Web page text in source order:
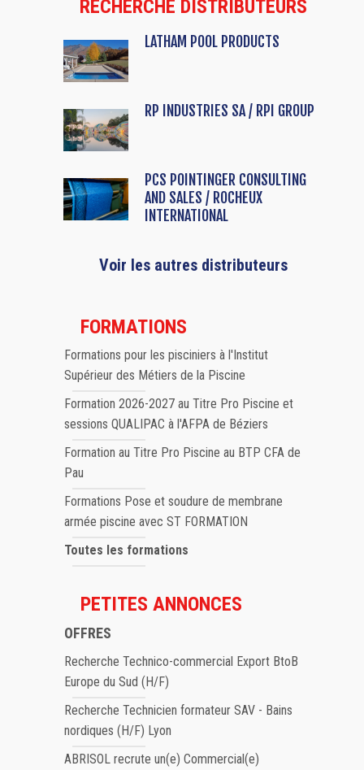
RECHERCHE DISTRIBUTEURS
LATHAM POOL PRODUCTS
RP INDUSTRIES SA / RPI GROUP
PCS POINTINGER CONSULTING
AND SALES / ROCHEUX
INTERNATIONAL
Voir les autres distributeurs
FORMATIONS
Formations pour les pisciniers à l'Institut
Supérieur des Métiers de la Piscine
Formation 2026-2027 au Titre Pro Piscine et
sessions QUALIPAC à l'AFPA de Béziers
Formation au Titre Pro Piscine au BTP CFA de
Pau
Formations Pose et soudure de membrane
armée piscine avec ST FORMATION
Toutes les formations
PETITES ANNONCES
OFFRES
Recherche Technico-commercial Export BtoB
Europe du Sud (H/F)
Recherche Technicien formateur SAV - Bains
nordiques (H/F) Lyon
ABRISOL recrute un(e) Commercial(e)